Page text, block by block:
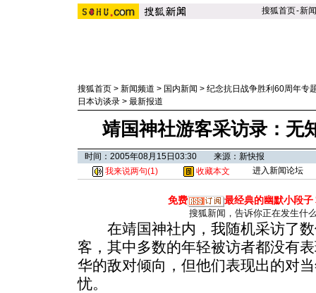
搜狐首页-新闻
搜狐首页 > 新闻频道 > 国内新闻 > 纪念抗日战争胜利60周年专
日本访谈录 > 最新报道
靖国神社游客采访录：无
时间：2005年08月15日03:30 来源：新快报
我来说两句(1) 收藏本文 进入新闻论坛
免费 最经典的幽默小段子
搜狐新闻，告诉你正在发生什
在靖国神社内，我随机采访了数
客，其中多数的年轻被访者都没有
华的敌对倾向，但他们表现出的对
忧。